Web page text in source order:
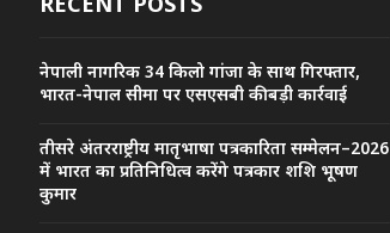
नेपाली नागरिक 34 किलो गांजा के साथ गिरफ्तार,
भारत-नेपाल सीमा पर एसएसबी की बड़ी कार्रवाई
तीसरे अंतरराष्ट्रीय मातृभाषा पत्रकारिता सम्मेलन–2026
में भारत का प्रतिनिधित्व करेंगे पत्रकार शशि भूषण
कुमार